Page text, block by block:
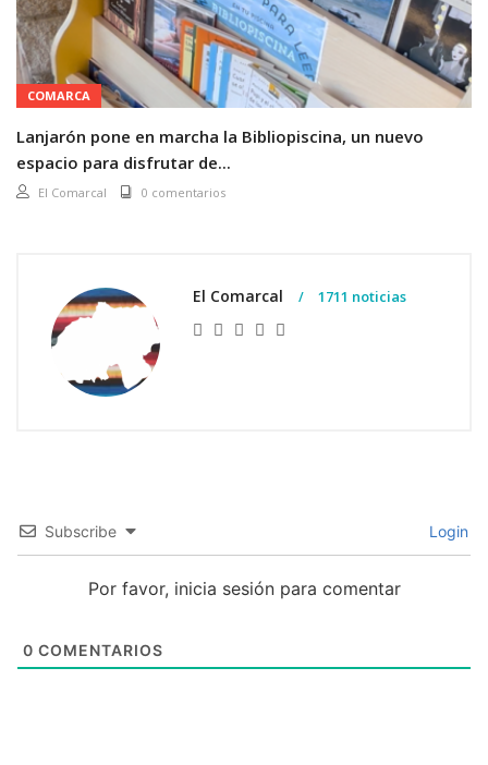
COMARCA
Lanjarón pone en marcha la Bibliopiscina, un nuevo
espacio para disfrutar de...
El Comarcal 0 comentarios
El Comarcal 1711 noticias
Subscribe Login
Por favor, inicia sesión para comentar
0 COMENTARIOS